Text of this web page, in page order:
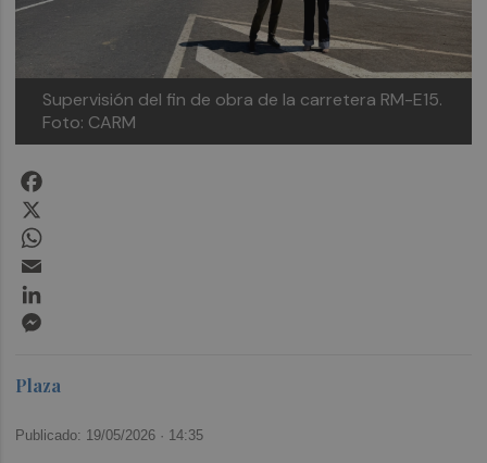
Supervisión del fin de obra de la carretera RM-E15.
Foto: CARM
Plaza
Publicado: 19/05/2026 · 14:35